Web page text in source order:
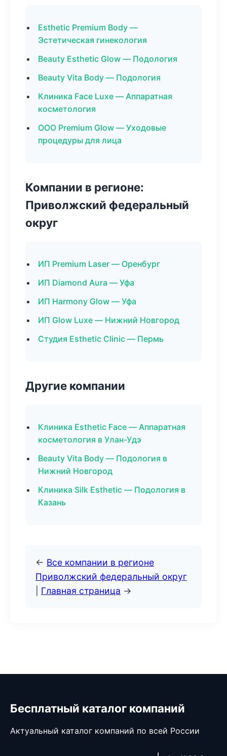
Esthetic Premium Body —
Эстетическая гинекология
Beauty Esthetic Glow — Подология
Beauty Vita Body — Подология
Клиника Face Luxe — Аппаратная
косметология
ООО Premium Glow — Уходовые
процедуры для лица
Компании в регионе:
Приволжский федеральный
округ
ИП Premium Laser — Оренбург
ИП Diamond Aura — Уфа
ИП Harmony Glow — Уфа
ИП Glow Luxe — Нижний Новгород
Студия Esthetic Clinic — Пермь
Другие компании
Клиника Esthetic Face — Аппаратная
косметология в Улан-Удэ
Beauty Vita Body — Подология в
Нижний Новгород
Клиника Silk Esthetic — Подология в
Казань
← Все компании в регионе
Приволжский федеральный округ
Главная страница →
Бесплатный каталог компаний
Актуальный каталог компаний по всей России